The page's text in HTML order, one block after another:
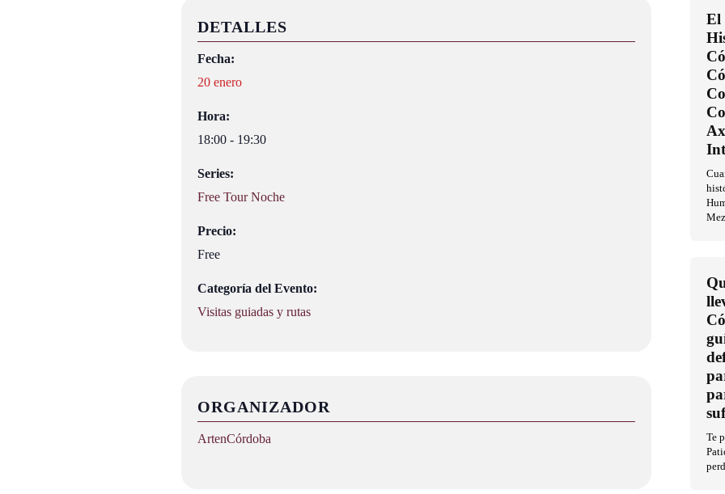
DETALLES
Fecha:
20 enero
Hora:
18:00 - 19:30
Series:
Free Tour Noche
Precio:
Free
Categoría del Evento:
Visitas guiadas y rutas
ORGANIZADOR
ArtenCórdoba
El
Te